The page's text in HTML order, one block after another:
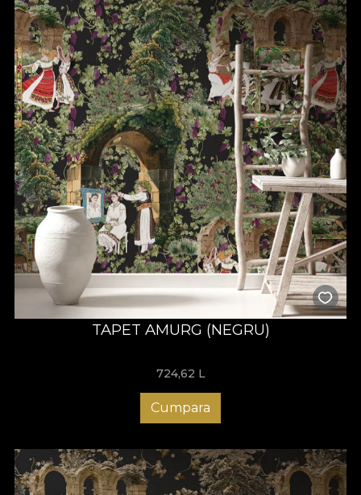
TAPET AMURG (NEGRU)
724,62 L
Cumpara